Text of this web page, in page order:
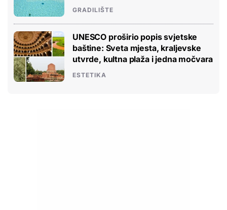
GRADILIŠTE
UNESCO proširio popis svjetske
baštine: Sveta mjesta, kraljevske
utvrde, kultna plaža i jedna močvara
ESTETIKA